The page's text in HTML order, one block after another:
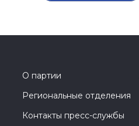
О партии
Региональные отделения
Контакты пресс-службы